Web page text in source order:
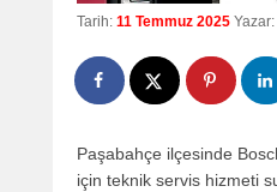
Tarih: 11 Temmuz 2025 Yazar:
Paşabahçe ilçesinde
için teknik servis hizmeti